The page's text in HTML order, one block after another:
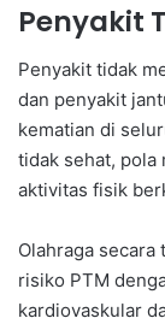
Penyakit
Penyakit tidak
dan penyakit
kematian di
tidak sehat, pola
aktivitas fisik
Olahraga
risiko PTM
kardiovaskular